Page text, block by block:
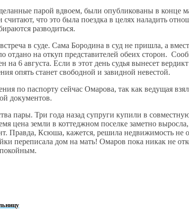
парой вдвоем, были опубликованы в конце
что это была поездка в целях наладить
разводиться.
в суде. Сама Бородина в суд не пришла, а
отдано на откуп представителей обеих сторон.
на 6 августа. Если в этот день судья вынесет
опять станет свободной и завидной невестой.
по паспорту сейчас Омарова, так как ведущая
документов.
пары. Три года назад супруги купили в
цена земли в коттеджном поселке заметно
Правда, Ксюша, кажется, решила недвижимость не
переписала дом на мать! Омаров пока никак не